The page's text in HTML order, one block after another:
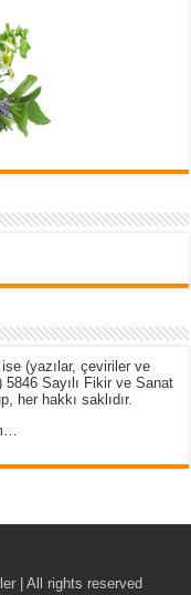
(yazılar, çeviriler ve
Sayılı Fikir ve Sanat
her hakkı saklıdır.
| All rights reserved